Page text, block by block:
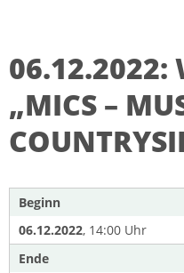
„MICS –
Beginn
06.12.2022, 14:00 Uhr
Ende